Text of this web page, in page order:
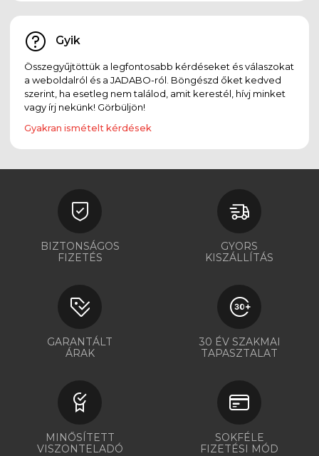
Gyik
Összegyűjtöttük a legfontosabb kérdéseket és válaszokat
a weboldalról és a JADABO-ról. Böngészd őket kedved
szerint, ha esetleg nem találod, amit kerestél, hívj minket
vagy írj nekünk! Görbüljön!
Gyakran ismételt kérdések
BIZTONSÁGOS
FIZETÉS
GYORS
KISZÁLLÍTÁS
GARANTÁLT
ÁRAK
30 ÉV SZAKMAI
TAPASZTALAT
MINŐSÍTETT
VISZONTELADÓ
SOKFÉLE
FIZETÉSI MÓD